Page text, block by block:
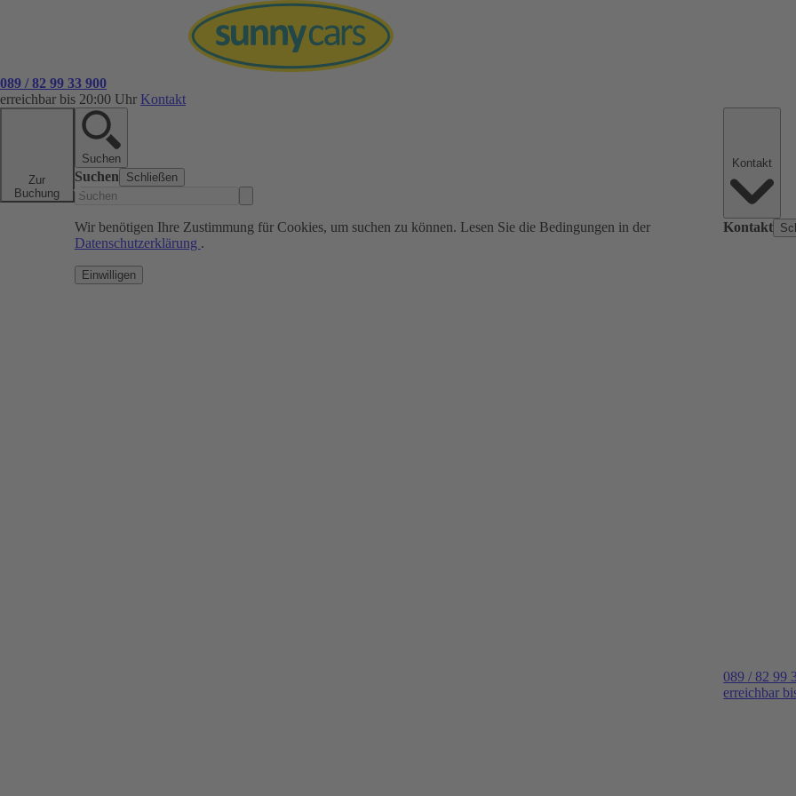
089 / 82 99 33 900
erreichbar bis 20:00 Uhr Kontakt
Zur
Buchung
Suchen
Suchen Schließen
Wir benötigen Ihre Zustimmung für Cookies, um suchen zu können. Lesen Sie die Bedingungen in der
Datenschutzerklärung .
Einwilligen
Kontakt
089 / 82 99
erreichbar